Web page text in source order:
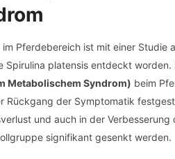
im Pferdebereich ist mit einer
Spirulina platensis entdeckt
Metabolischem Syndrom) beim
Rückgang der Symptomatik
und auch in der
signifikant gesenkt werden.